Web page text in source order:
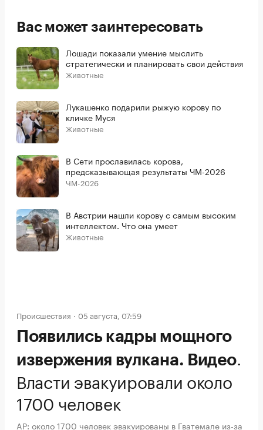
Вас может заинтересовать
Лошади показали умение мыслить
стратегически и планировать свои действия
Животные
Лукашенко подарили рыжую корову по
кличке Муся
Животные
В Сети прославилась корова,
предсказывающая результаты ЧМ-2026
ЧМ-2026
В Австрии нашли корову с самым высоким
интеллектом. Что она умеет
Животные
Происшествия 05 августа, 07:59
Появились кадры мощного
извержения вулкана. Видео.
Власти эвакуировали около
1700 человек
AP: около 1700 человек эвакуированы в Гватемале из-за